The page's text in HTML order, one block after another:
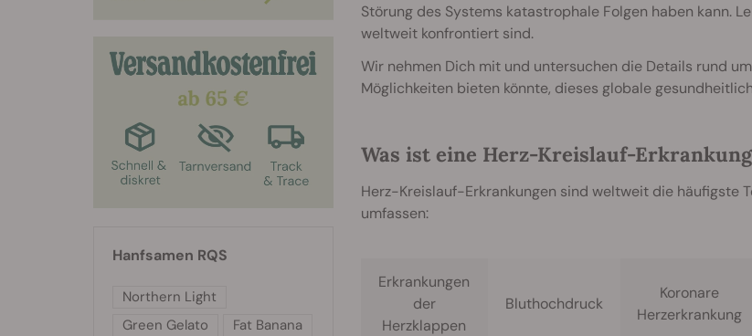
Störung des Systems katastrophale Folgen haben kann.
weltweit konfrontiert sind.
Wir nehmen Dich mit und untersuchen die Details rund
Möglichkeiten bieten könnte, dieses globale
Was ist eine Herz-Kreislauf-
Herz-Kreislauf-Erkrankungen sind weltweit die häufigste
umfassen:
Erkrankungen
der
Herzklappen
Bluthochdruck
Koronare
Herzerkrankung
Hanfsamen RQS
Northern Light
Green Gelato
Fat Banana